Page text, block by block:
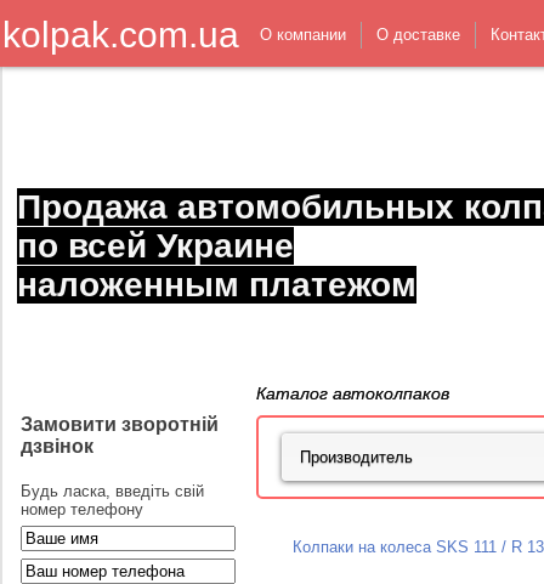
kolpak.com.ua О компании О доставке
Продажа автомобильных
по всей Украине
наложенным платежом
Замовити зворотній
дзвінок
Будь ласка, введіть свій
номер телефону
Каталог автоколпаков
Колпаки на колеса SKS 111 / R